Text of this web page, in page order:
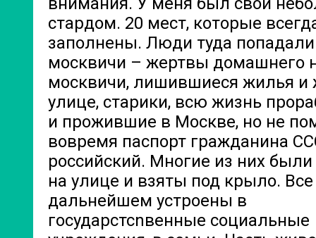
стардом. 20 мест, которые
заполнены. Люди туда
москвичи – жертвы домашнего
москвичи, лишившиеся жилья
улице, старики, всю жизнь
и прожившие в Москве, но не
вовремя паспорт гражданина
российский. Многие из них
на улице и взяты под крыло.
дальнейшем устроены в
государстсnвенные социальные